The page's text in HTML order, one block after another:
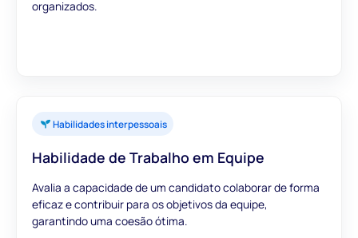
organizados.
Habilidades interpessoais
Habilidade de Trabalho em Equipe
Avalia a capacidade de um candidato colaborar de forma
eficaz e contribuir para os objetivos da equipe,
garantindo uma coesão ótima.